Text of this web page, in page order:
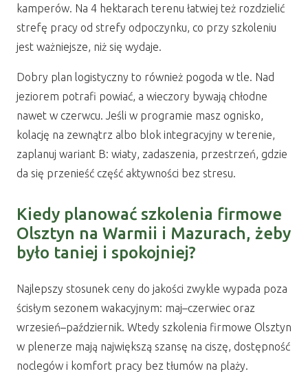
kamperów. Na 4 hektarach terenu łatwiej też rozdzielić
strefę pracy od strefy odpoczynku, co przy szkoleniu
jest ważniejsze, niż się wydaje.
Dobry plan logistyczny to również pogoda w tle. Nad
jeziorem potrafi powiać, a wieczory bywają chłodne
nawet w czerwcu. Jeśli w programie masz ognisko,
kolację na zewnątrz albo blok integracyjny w terenie,
zaplanuj wariant B: wiaty, zadaszenia, przestrzeń, gdzie
da się przenieść część aktywności bez stresu.
Kiedy planować szkolenia firmowe
Olsztyn na Warmii i Mazurach, żeby
było taniej i spokojniej?
Najlepszy stosunek ceny do jakości zwykle wypada poza
ścisłym sezonem wakacyjnym: maj–czerwiec oraz
wrzesień–październik. Wtedy szkolenia firmowe Olsztyn
w plenerze mają największą szansę na ciszę, dostępność
noclegów i komfort pracy bez tłumów na plaży.